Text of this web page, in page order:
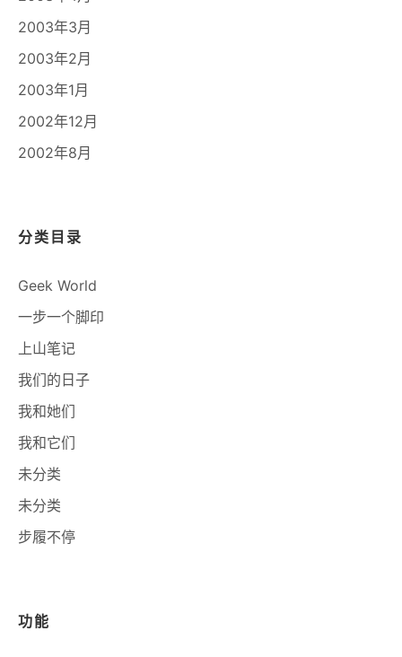
2003年3月
2003年2月
2003年1月
2002年12月
2002年8月
分类目录
Geek World
一步一个脚印
上山笔记
我们的日子
我和她们
我和它们
未分类
未分类
步履不停
功能